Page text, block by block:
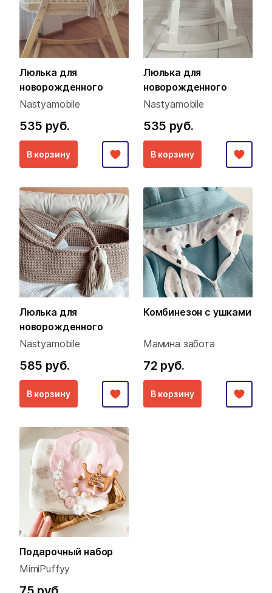
Люлька для
новорожденного
Nastyamobile
535 руб.
В корзину
Люлька для
новорожденного
Nastyamobile
535 руб.
В корзину
Люлька для
новорожденного
Nastyamobile
585 руб.
В корзину
Комбинезон с ушками
Мамина забота
72 руб.
В корзину
Подарочный набор
MimiPuffyy